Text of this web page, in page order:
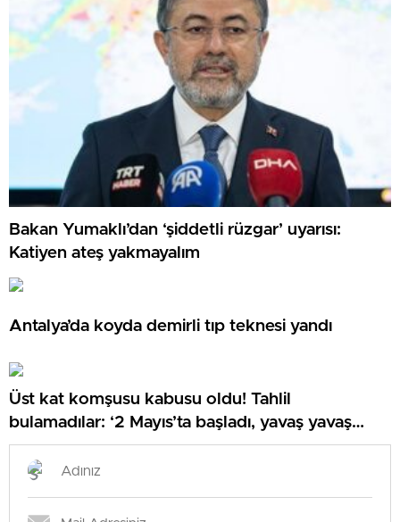
Bakan Yumaklı’dan ‘şiddetli rüzgar’ uyarısı:
Katiyen ateş yakmayalım
Antalya’da koyda demirli tıp teknesi yandı
Üst kat komşusu kabusu oldu! Tahlil
bulamadılar: ‘2 Mayıs’ta başladı, yavaş yavaş
arttı’